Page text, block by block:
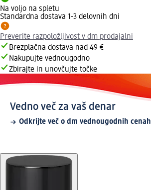
Na voljo na spletu
Standardna dostava 1-3 delovnih dni
Preverite razpoložljivost v dm prodajalni
Brezplačna dostava nad 49 €
Nakupujte vednougodno
Zbirajte in unovčujte točke
Vedno več za vaš denar
Odkrijte več o dm vednougodnih cenah